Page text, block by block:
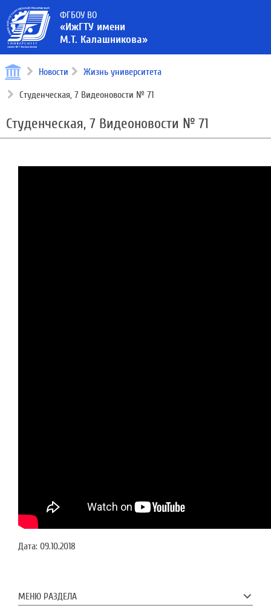
ФГБОУ ВО
«ИжГТУ имени
М.Т. Калашникова»
Новости Жизнь университета
Студенческая, 7 Видеоновости № 71
Студенческая, 7 Видеоновости № 71
Дата: 09.10.2018
МЕНЮ РАЗДЕЛА